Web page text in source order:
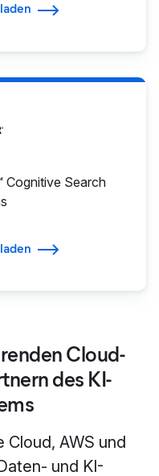
Cognitive Search
Cloud-
des KI-
Cloud, AWS und
und KI-